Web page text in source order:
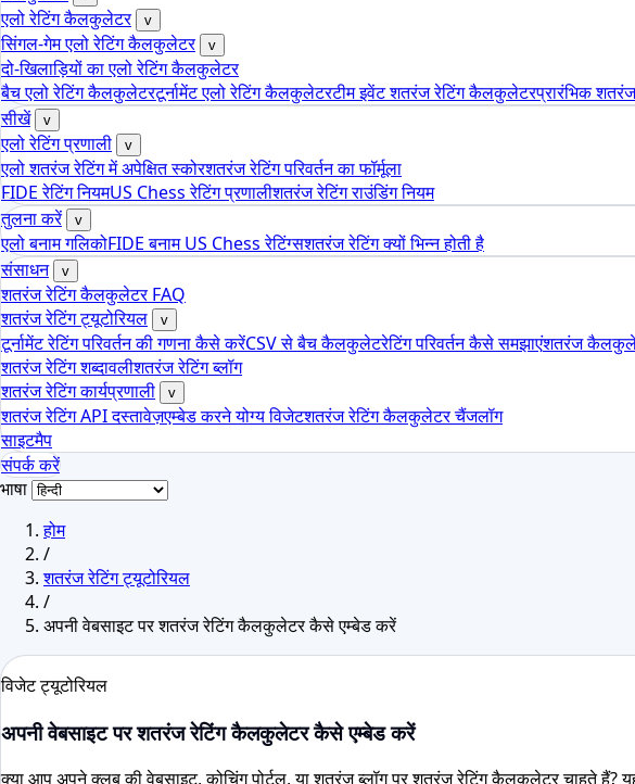
एलो रेटिंग कैलकुलेटर v
सिंगल-गेम एलो रेटिंग कैलकुलेटर v
दो-खिलाड़ियों का एलो रेटिंग कैलकुलेटर
बैच एलो रेटिंग कैलकुलेटरटूर्नामेंट एलो रेटिंग कैलकुलेटरटीम इवेंट शतरंज रेटिंग कैलकुलेटरप्रारंभिक
सीखें
v
एलो रेटिंग प्रणाली v
एलो शतरंज रेटिंग में अपेक्षित स्कोरशतरंज रेटिंग परिवर्तन का फॉर्मूला
FIDE रेटिंग नियमUS Chess रेटिंग प्रणालीशतरंज रेटिंग राउंडिंग नियम
तुलना करें
v
एलो बनाम गलिकोFIDE बनाम US Chess रेटिंग्सशतरंज रेटिंग क्यों भिन्न होती है
संसाधन
v
शतरंज रेटिंग कैलकुलेटर FAQ
शतरंज रेटिंग ट्यूटोरियल
v
टूर्नामेंट रेटिंग परिवर्तन की गणना कैसे करेंCSV से बैच कैलकुलेटरेटिंग परिवर्तन कैसे समझाएंशतरंज
शतरंज रेटिंग शब्दावलीशतरंज रेटिंग ब्लॉग
शतरंज रेटिंग कार्यप्रणाली
v
शतरंज रेटिंग API दस्तावेज़एम्बेड करने योग्य विजेटशतरंज रेटिंग कैलकुलेटर चैंजलॉग
साइटमैप
संपर्क करें
भाषा
होम
/
शतरंज रेटिंग ट्यूटोरियल
/
अपनी वेबसाइट पर शतरंज रेटिंग कैलकुलेटर कैसे एम्बेड करें
विजेट ट्यूटोरियल
अपनी वेबसाइट पर शतरंज रेटिंग कैलकुलेटर कैसे एम्बेड करें
क्या आप अपने क्लब की वेबसाइट, कोचिंग पोर्टल, या शतरंज ब्लॉग पर शतरंज रेटिंग कैलकुलेटर चाहते हैं?